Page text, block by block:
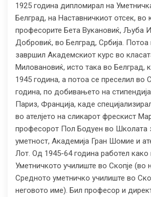
1925 година дипломирал на
Белград, на Наставничкиот отсек, во
професорите Бета Вукановиќ, Љуба
Добровиќ, во Белград, Србија. Потоа
завршил Академскиот курс во
Миловановиќ, исто така во Белград,
1945 година, а потоа се преселил во
година, по добивањето на стипендија
Париз, Франција, каде
во ателјето на сликарот фрескист
професорот Пол Бодуен во Школата
уметност, Академија Гран Шомие и
Лот. Од 1945-64 година работел
Уметничкото училиште во Скопје (во
Средното уметничко училиште во
неговото име). Бил професор и